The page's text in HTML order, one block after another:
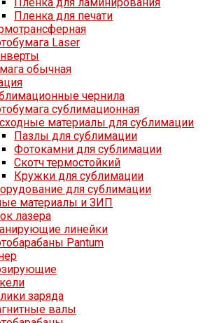
Пленка для печати
Laser
обычная
чернила
сублимационная
материалы для сублимации
Пазлы для сублимации
Фотокамни для сублимации
Скотч термостойкий
Кружки для сублимации
для сублимации
материалы и ЗИП
лазера
линейки
Pantum
заряда
валы